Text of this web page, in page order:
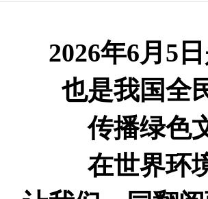
2026年6月5
也是我国全
传播绿色
在世界环